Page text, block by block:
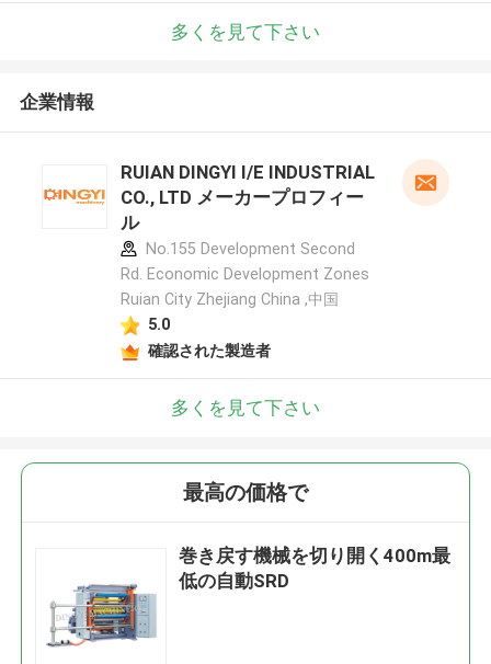
多くを見て下さい
企業情報
RUIAN DINGYI I/E INDUSTRIAL
CO., LTD メーカープロフィー
ル
No.155 Development Second
Rd. Economic Development Zones
Ruian City Zhejiang China ,中国
5.0
確認された製造者
多くを見て下さい
最高の価格で
巻き戻す機械を切り開く400m最
低の自動SRD